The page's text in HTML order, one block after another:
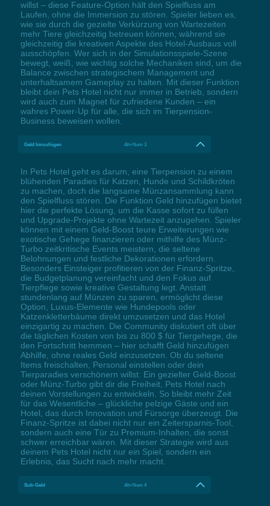
willst – diese Feature-Option hält den Spielfluss am
Laufen, ohne die Immersion zu stören. Spieler lieben es,
wie sie durch die gezielte Verkürzung von Wartezeiten
mehr Tiere gleichzeitig betreuen können, während sie
gleichzeitig die kreativen Aspekte des Hotel-Ausbaus voll
ausschöpfen. Wer sich in der Simulationsspiele-Szene
bewegt, weiß, wie wichtig solche Mechaniken sind, um die
Balance zwischen strategischem Management und
unterhaltsamem Gameplay zu halten. Mit dieser Funktion
bleibt dein Pets Hotel nicht nur immer in Betrieb, sondern
wird auch zum Magnet für zufriedene Kunden – ein
wahres Power-Up für alle, die sich im Tierpension-
Business beweisen wollen.
Geld hinzufügen Alt+Num 3
In Pets Hotel geht es darum, eine Tierpension zu einem
blühenden Paradies für Katzen, Hunde und Schildkröten
zu machen, doch die langsame Münzansammlung kann
den Spielfluss stören. Die Funktion Geld hinzufügen bietet
hier die perfekte Lösung, um die Kasse sofort zu füllen
und Upgrade-Projekte ohne Wartezeit anzugehen. Spieler
können mit einem Geld-Boost teure Erweiterungen wie
exotische Gehege finanzieren oder mithilfe des Münz-
Turbo zeitkritische Events meistern, die seltene
Belohnungen und festliche Dekorationen erfordern.
Besonders Einsteiger profitieren von der Finanz-Spritze,
die Budgetplanung vereinfacht und den Fokus auf
Tierpflege sowie kreative Gestaltung legt. Anstatt
stundenlang auf Münzen zu sparen, ermöglicht diese
Option, Luxus-Elemente wie Hundepools oder
Katzenkletterbäume direkt umzusetzen und das Hotel
einzigartig zu machen. Die Community diskutiert oft über
die täglichen Kosten von bis zu 800 $ für Tiergehege, die
den Fortschritt hemmen – hier schafft Geld hinzufügen
Abhilfe, ohne reales Geld einzusetzen. Ob du seltene
Items freischalten, Personal einstellen oder dein
Tierparadies verschönern willst: Ein gezielter Geld-Boost
oder Münz-Turbo gibt dir die Freiheit, Pets Hotel nach
deinen Vorstellungen zu entwickeln. So bleibt mehr Zeit
für das Wesentliche – glückliche pelzige Gäste und ein
Hotel, das durch Innovation und Fürsorge überzeugt. Die
Finanz-Spritze ist dabei nicht nur ein Zeitersparnis-Tool,
sondern auch eine Tür zu Premium-Inhalten, die sonst
schwer erreichbar wären. Mit dieser Strategie wird aus
deinem Pets Hotel nicht nur ein Spiel, sondern ein
Erlebnis, das Sucht nach mehr macht.
Sub-Geld Alt+Num 4